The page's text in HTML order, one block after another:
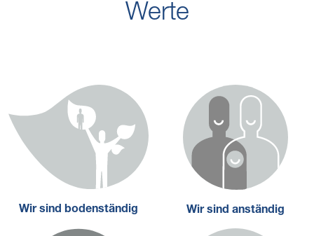
Werte
Wir sind bodenständig Wir sind anständig